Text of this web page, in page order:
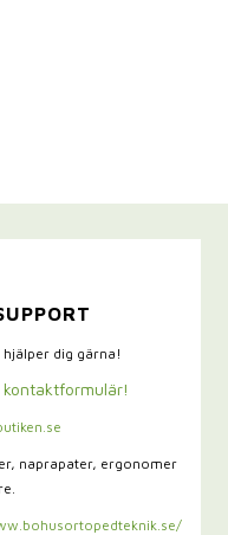
dig gärna!
naprapater, ergonomer